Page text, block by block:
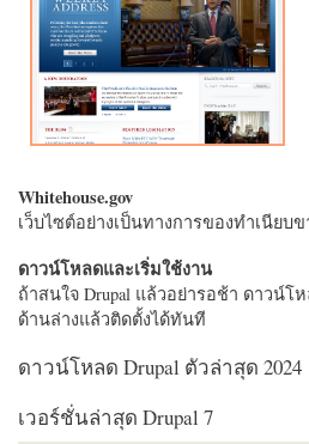
Whitehouse.gov
เว็บไซต์อย่างเป็นทางการของทำเนียบข
ดาวน์โหลดและเริ่มใช้งาน
ถ้าสนใจ Drupal แล้วอย่ารอช้า ดาวน์โ
ด้านล่างแล้วติดตั้งได้ทันที
ดาวน์โหลด Drupal ตัวล่าสุด 2024
เวอร์ชั่นล่าสุด Drupal 7